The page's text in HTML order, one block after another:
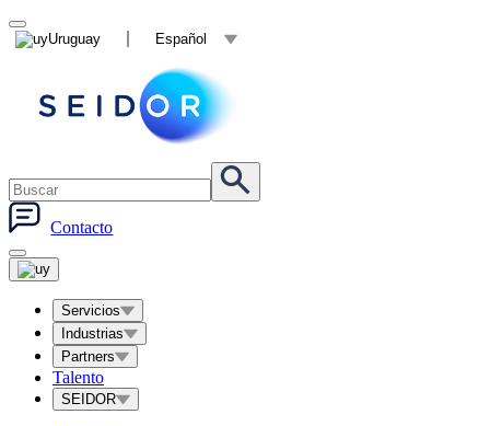
Uruguay Español
Contacto
Servicios
Industrias
Partners
Talento
SEIDOR